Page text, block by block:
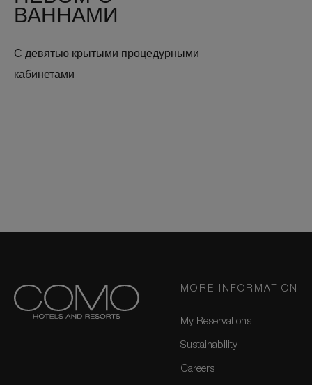
ВАННАМИ
С девятью крытыми процедурными
кабинетами
MORE INFORMATION
My Reservations
Sustainability
Careers